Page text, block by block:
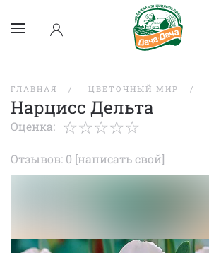
ГЛАВНАЯ ЦВЕТОЧНЫЙ МИР
Нарцисс Дельта
Оценка:
Отзывов: 0 [написать свой]